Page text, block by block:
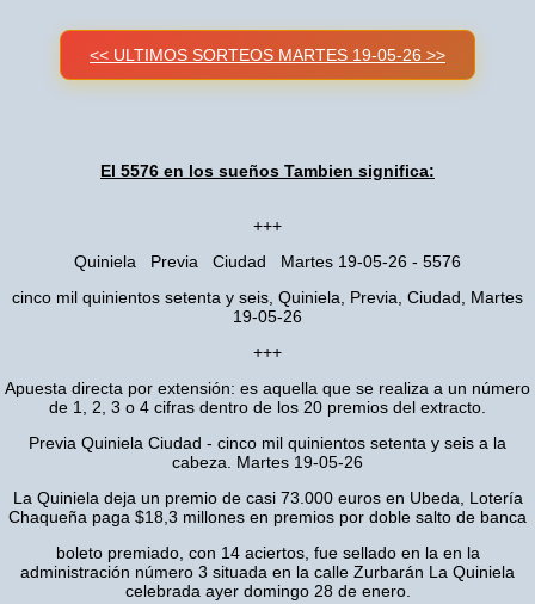
<< ULTIMOS SORTEOS MARTES 19-05-26 >>
El 5576 en los sueños Tambien significa:
+++
Quiniela Previa Ciudad Martes 19-05-26 - 5576
cinco mil quinientos setenta y seis, Quiniela, Previa, Ciudad, Martes
19-05-26
+++
Apuesta directa por extensión: es aquella que se realiza a un número
de 1, 2, 3 o 4 cifras dentro de los 20 premios del extracto.
Previa Quiniela Ciudad - cinco mil quinientos setenta y seis a la
cabeza. Martes 19-05-26
La Quiniela deja un premio de casi 73.000 euros en Ubeda, Lotería
Chaqueña paga $18,3 millones en premios por doble salto de banca
boleto premiado, con 14 aciertos, fue sellado en la en la
administración número 3 situada en la calle Zurbarán La Quiniela
celebrada ayer domingo 28 de enero.